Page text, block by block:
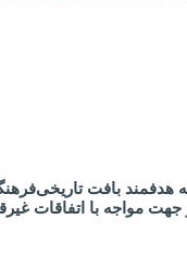
بافت
مواجه با اتفاقات